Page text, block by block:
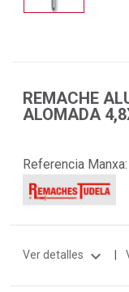
REMACHE
ALOMADA
Referencia Manxa:
Ver detalles expand_more